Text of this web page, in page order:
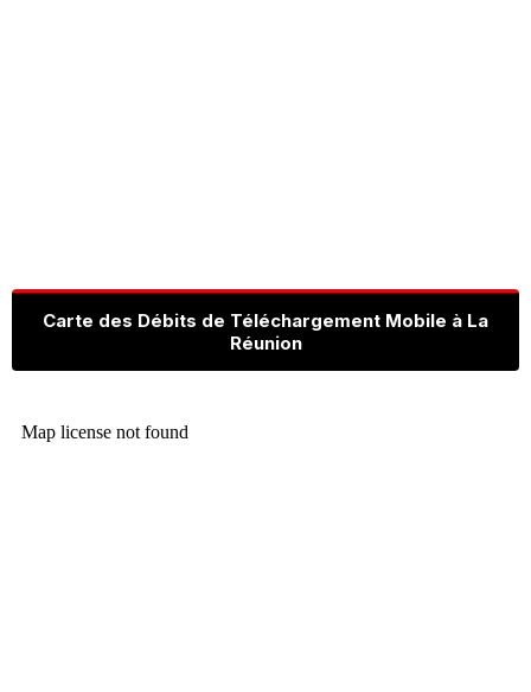
Carte des Débits de Téléchargement Mobile à La
Réunion